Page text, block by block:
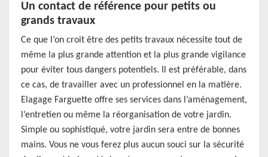
Un contact de référence pour petits ou
grands travaux
Ce que l’on croit être des petits travaux nécessite tout de
même la plus grande attention et la plus grande vigilance
pour éviter tous dangers potentiels. Il est préférable, dans
ce cas, de travailler avec un professionnel en la matière.
Elagage Farguette offre ses services dans l’aménagement,
l’entretien ou même la réorganisation de votre jardin.
Simple ou sophistiqué, votre jardin sera entre de bonnes
mains. Vous ne vous ferez plus aucun souci sur la sécurité